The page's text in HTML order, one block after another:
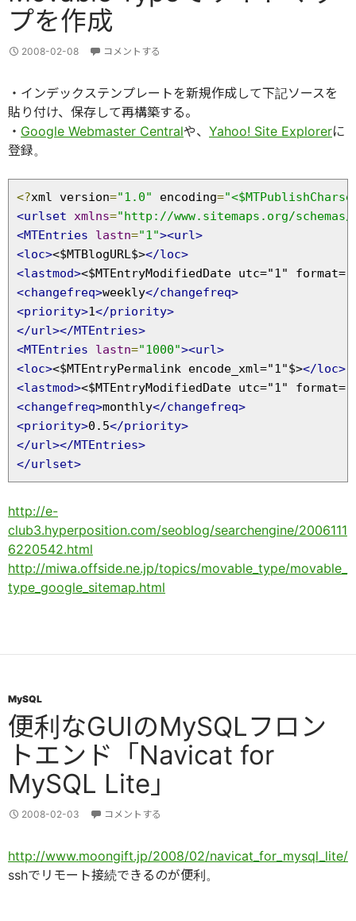
プを作成
2008-02-08 コメントする
・インデックステンプレートを新規作成して下記ソースを
貼り付け、保存して再構築する。
・ Google Webmaster Centralや、 Yahoo! Site Explorerに
登録。
<?xml version="1.0" encoding=
<urlset xmlns="http://www.sitemaps.org/
<MTEntries
lastn="1"><url>
<loc><$MTBlogURL$></loc>
<lastmod><$MTEntryModifiedDate utc="1" format="%Y-
<changefreq>weekly</changefreq>
<priority>1</priority>
</url></MTEntries>
<MTEntries
lastn="1000"><url>
<loc><$MTEntryPermalink encode_xml="1"$></loc>
<lastmod><$MTEntryModifiedDate utc="1" format="%Y-
<changefreq>monthly</changefreq>
<priority>0.5</priority>
</url></MTEntries>
</urlset>
http://e-
club3.hyperposition.com/seoblog/searchengine/2006111
6220542.html
http://miwa.offside.ne.jp/topics/movable_type/movable_
type_google_sitemap.html
MySQL
便利なGUIのMySQLフロン
トエンド「Navicat for
MySQL Lite」
2008-02-03 コメントする
http://www.moongift.jp/2008/02/navicat_for_mysql_lite/
sshでリモート接続できるのが便利。